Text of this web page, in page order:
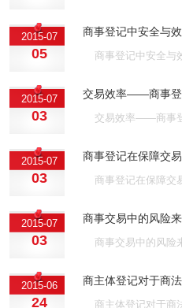
2015-07
05
商事登记中安全与
商事登记中安全与
2015-07
03
交易效率——商事登
交易效率——商事
2015-07
03
商事登记在保障交
商事登记在保障交
2015-07
03
商事交易中的风险
商事交易中的风险
2015-06
24
商主体登记对于商
商主体登记对于商